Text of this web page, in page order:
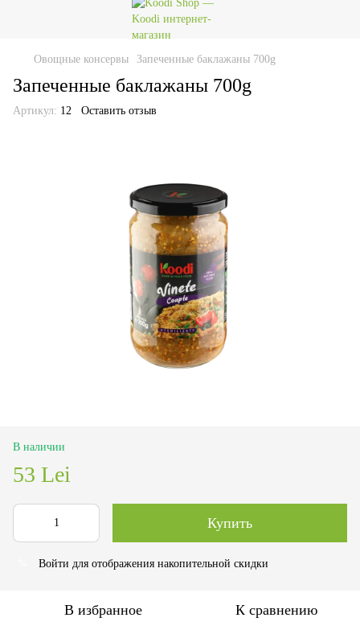
Овощные консервы Запеченные баклажаны 700g
Запеченные баклажаны 700g
Артикул: 12 Оставить отзыв
В наличии
53 Lei
Купить
Войти для отображения накопительной скидки
В избранное К сравнению